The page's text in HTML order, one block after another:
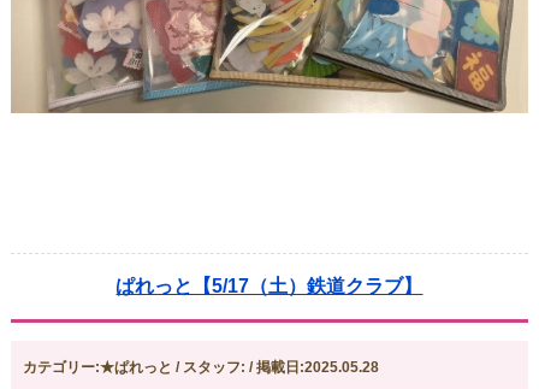
ぱれっと【5/17（土）鉄道クラブ】
カテゴリー:★ぱれっと / スタッフ: / 掲載日:2025.05.28